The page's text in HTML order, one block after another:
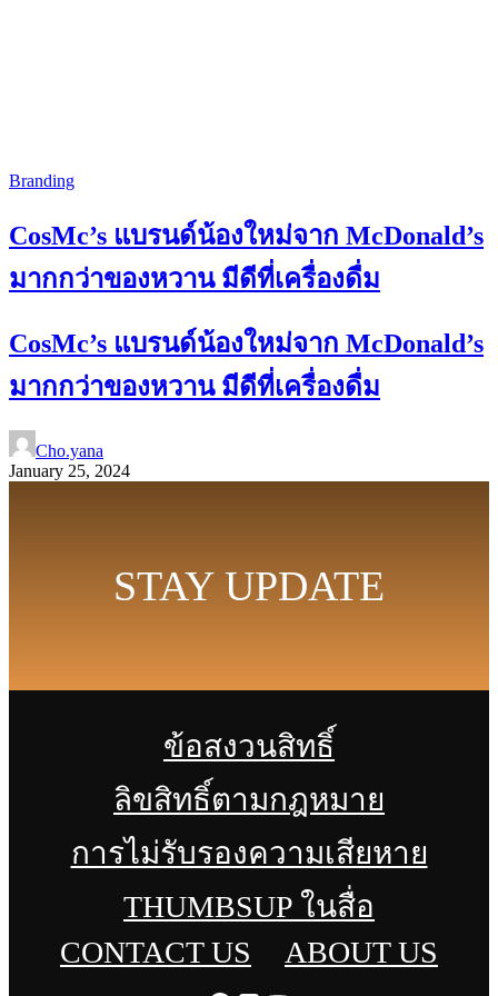
Branding
CosMc’s แบรนด์น้องใหม่จาก McDonald’s
มากกว่าของหวาน มีดีที่เครื่องดื่ม
CosMc’s แบรนด์น้องใหม่จาก McDonald’s
มากกว่าของหวาน มีดีที่เครื่องดื่ม
Cho.yana
January 25, 2024
STAY UPDATE
ข้อสงวนสิทธิ์
ลิขสิทธิ์ตามกฎหมาย
การไม่รับรองความเสียหาย
THUMBSUP ในสื่อ
CONTACT US
ABOUT US